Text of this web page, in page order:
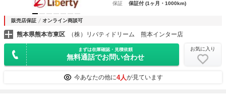
保証
保証付 (1ヶ月・1000km)
販売店保証 オンライン商談可
熊本県熊本市東区 （株）リバティドリーム 熊本インター店
まずは在庫確認・見積依頼
無料通話でお問い合わせ
お気に入り
今あなたの他に4人が見ています